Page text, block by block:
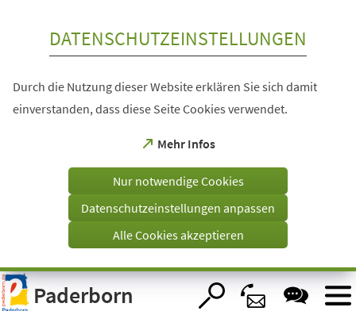
Visuelle
Assistenzsoftware
öffnen.
DATENSCHUTZEINSTELLUNGEN
Durch die Nutzung dieser Website erklären Sie sich damit
einverstanden, dass diese Seite Cookies verwendet.
Mehr Infos
(Öffnet
einem
Tab)
Nur notwendige Cookies
Datenschutzeinstellungen anpassen
Alle Cookies akzeptieren
Paderborn